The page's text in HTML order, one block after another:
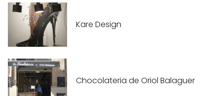
Kare Design
Chocolateria de Oriol Balaguer